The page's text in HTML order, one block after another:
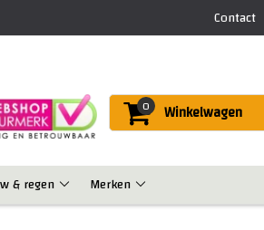
Contact
0 Winkelwagen
& regen Merken